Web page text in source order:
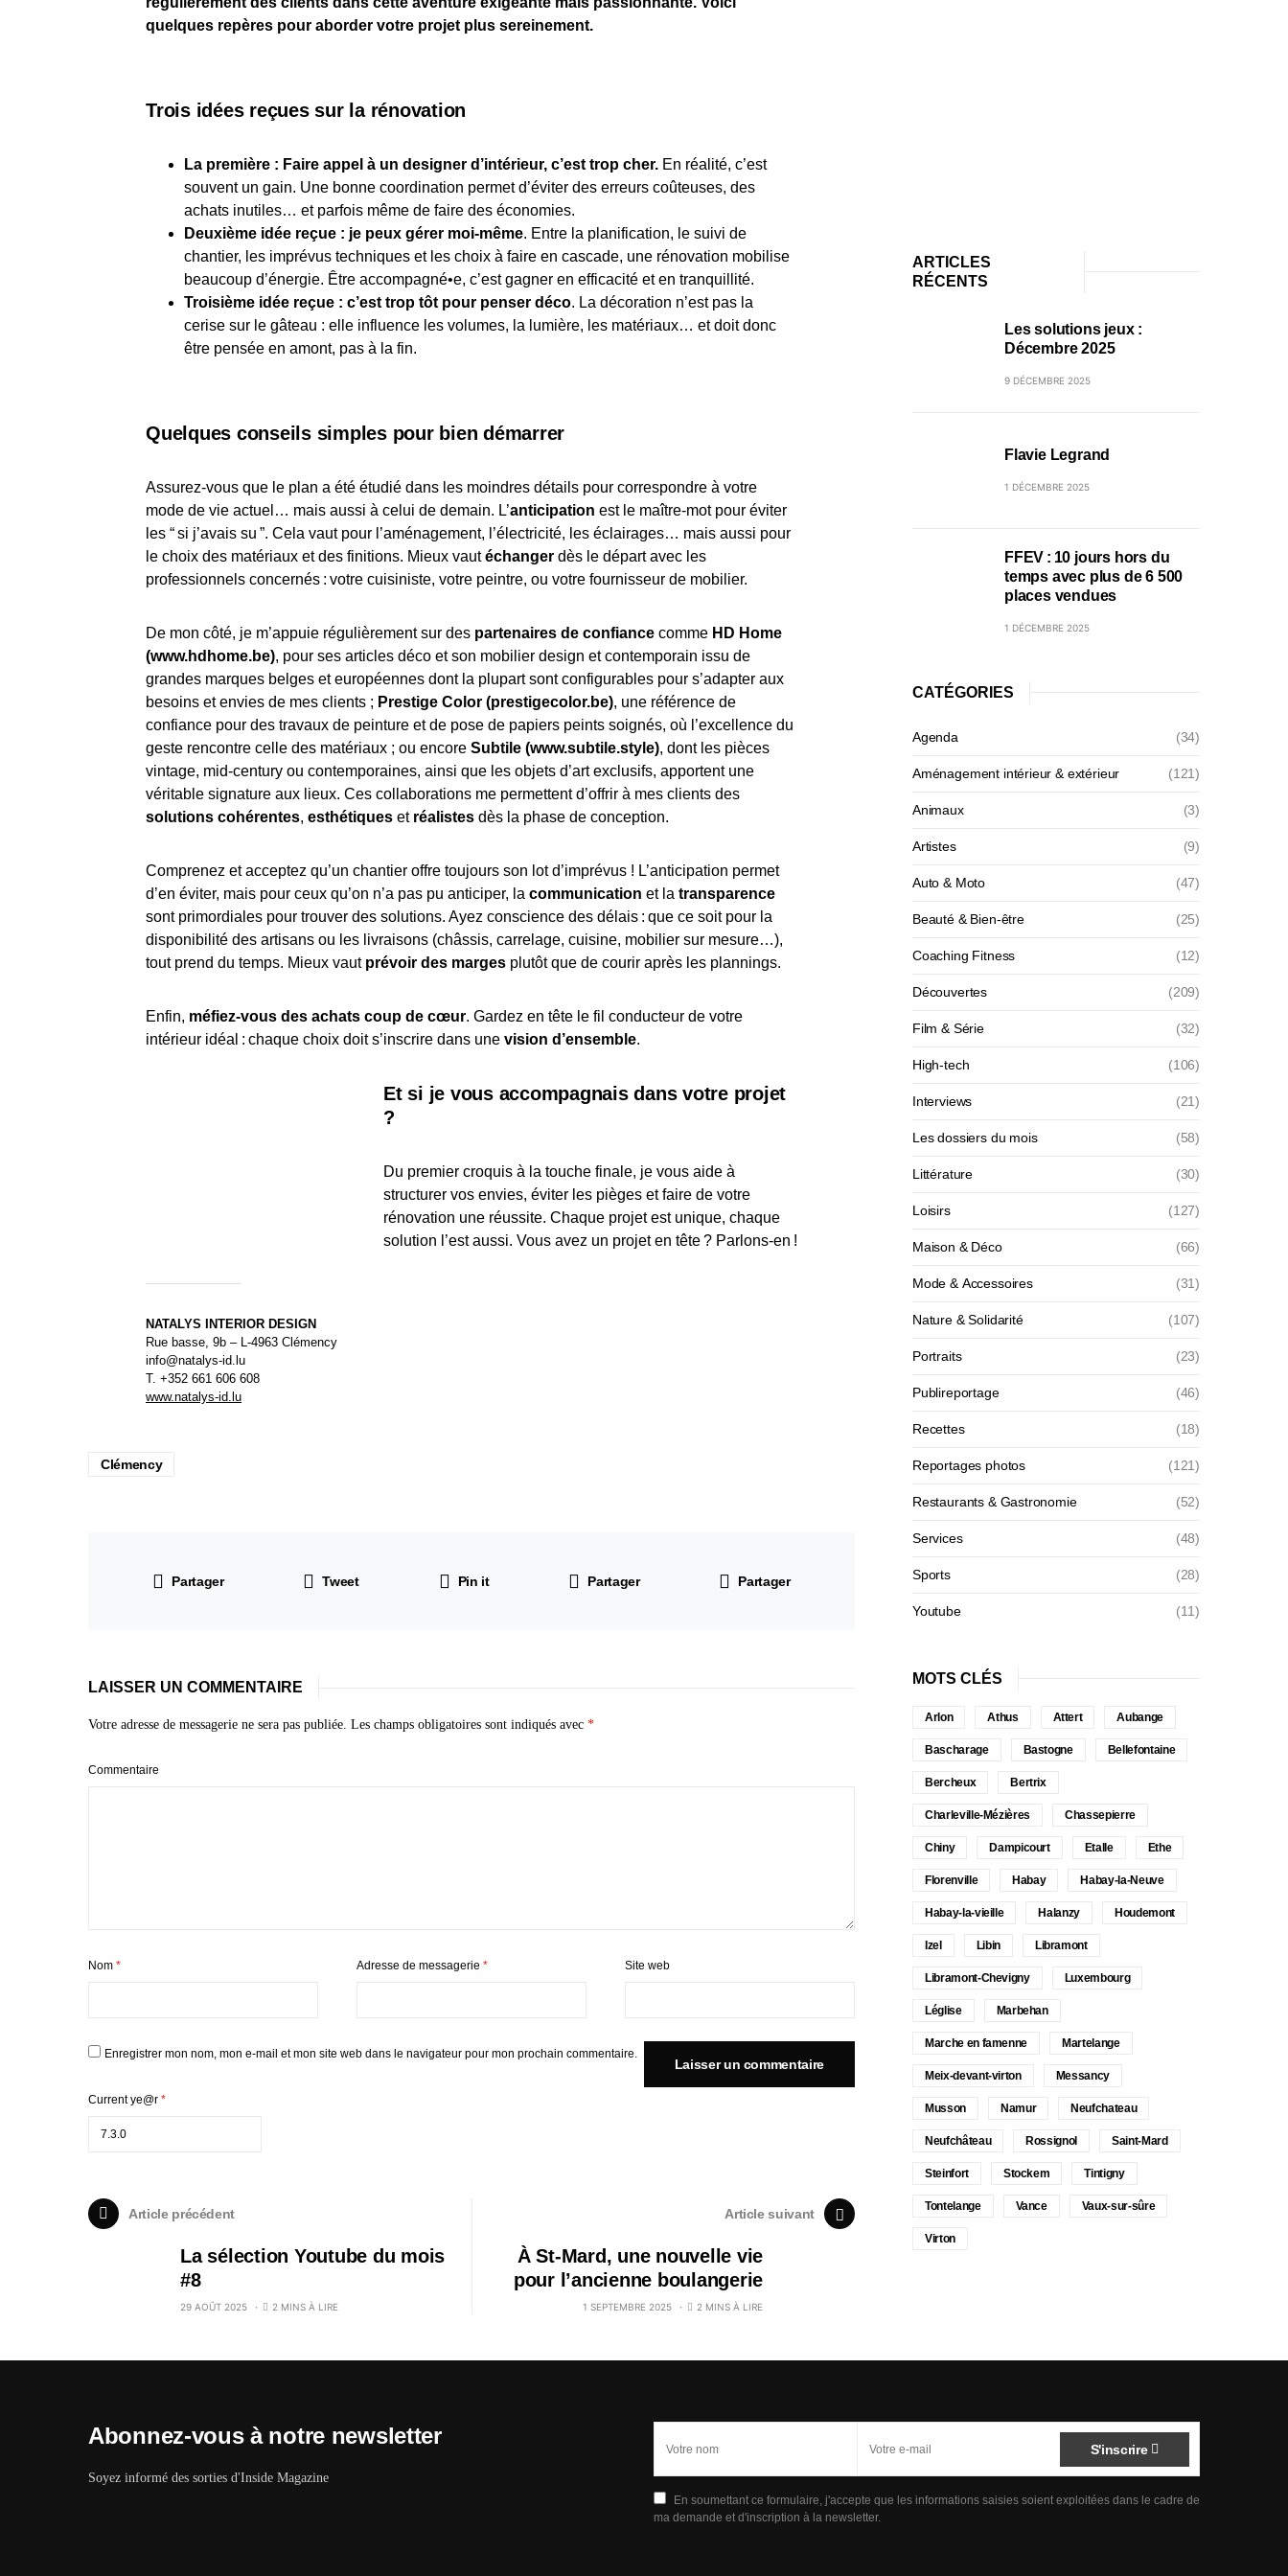
quelques repères pour aborder votre projet plus sereinement.
Trois idées reçues sur la rénovation
La première : Faire appel à un designer d’intérieur, c’est trop cher. En réalité, c’est
souvent un gain. Une bonne coordination permet d’éviter des erreurs coûteuses, des
achats inutiles… et parfois même de faire des économies.
Deuxième idée reçue : je peux gérer moi-même. Entre la planification, le suivi de
chantier, les imprévus techniques et les choix à faire en cascade, une rénovation mobilise
beaucoup d’énergie. Être accompagné•e, c’est gagner en efficacité et en tranquillité.
Troisième idée reçue : c’est trop tôt pour penser déco. La décoration n’est pas la
cerise sur le gâteau : elle influence les volumes, la lumière, les matériaux… et doit donc
être pensée en amont, pas à la fin.
Quelques conseils simples pour bien démarrer
Assurez-vous que le plan a été étudié dans les moindres détails pour correspondre à votre
mode de vie actuel… mais aussi à celui de demain. L’anticipation est le maître-mot pour éviter
les “ si j’avais su ”. Cela vaut pour l’aménagement, l’électricité, les éclairages… mais aussi pour
le choix des matériaux et des finitions. Mieux vautéchanger dès le départ avec les
professionnels concernés : votre cuisiniste, votre peintre, ou votre fournisseur de mobilier.
De mon côté, je m’appuie régulièrement sur des partenaires de confiance comme HD Home
(www.hdhome.be), pour ses articles déco et son mobilier design et contemporain issu de
grandes marques belges et européennes dont la plupart sont configurables pour s’adapter aux
besoins et envies de mes clients ; Prestige Color (prestigecolor.be), une référence de
confiance pour des travaux de peinture et de pose de papiers peints soignés, où l’excellence du
geste rencontre celle des matériaux ; ou encore Subtile (www.subtile.style), dont les pièces
vintage, mid-century ou contemporaines, ainsi que les objets d’art exclusifs, apportent une
véritable signature aux lieux. Ces collaborations me permettent d’offrir à mes clients des
solutions cohérentes, esthétiques et réalistes dès la phase de conception.
Comprenez et acceptez qu’un chantier offre toujours son lot d’imprévus ! L’anticipation permet
d’en éviter, mais pour ceux qu’on n’a pas pu anticiper, la communication et la transparence
sont primordiales pour trouver des solutions. Ayez conscience des délais : que ce soit pour la
disponibilité des artisans ou les livraisons (châssis, carrelage, cuisine, mobilier sur mesure…),
tout prend du temps. Mieux vaut prévoir des marges plutôt que de courir après les plannings.
Enfin, méfiez-vous des achats coup de cœur. Gardez en tête le fil conducteur de votre
intérieur idéal : chaque choix doit s’inscrire dans une vision d’ensemble.
Et si je vous accompagnais dans votre projet
?
Du premier croquis à la touche finale, je vous aide à
structurer vos envies, éviter les pièges et faire de votre
rénovation une réussite. Chaque projet est unique, chaque
solution l’est aussi. Vous avez un projet en tête ? Parlons-en !
NATALYS INTERIOR DESIGN
Rue basse, 9b – L-4963 Clémency
info@natalys-id.lu
T. +352 661 606 608
www.natalys-id.lu
Clémency
Partager Tweet Pin it Partager Partager
LAISSER UN COMMENTAIRE
Votre adresse de messagerie ne sera pas publiée. Les champs obligatoires sont indiqués avec *
Commentaire
Nom * Adresse de messagerie * Site web
Enregistrer mon nom, mon e-mail et mon site web dans le navigateur pour mon prochain commentaire.
Current ye@r *
Article précédent
La sélection Youtube du mois
#8
29 AOÛT 2025 2 MINS À LIRE
Article suivant
À St-Mard, une nouvelle vie
pour l’ancienne boulangerie
1 SEPTEMBRE 2025 2 MINS À LIRE
ARTICLES
RÉCENTS
Les solutions jeux :
Décembre 2025
9 DÉCEMBRE 2025
Flavie Legrand
1 DÉCEMBRE 2025
FFEV : 10 jours hors du
temps avec plus de 6 500
places vendues
1 DÉCEMBRE 2025
CATÉGORIES
Agenda (34)
Aménagement intérieur & extérieur (121)
Animaux (3)
Artistes (9)
Auto & Moto (47)
Beauté & Bien-être (25)
Coaching Fitness (12)
Découvertes (209)
Film & Série (32)
High-tech (106)
Interviews (21)
Les dossiers du mois (58)
Littérature (30)
Loisirs (127)
Maison & Déco (66)
Mode & Accessoires (31)
Nature & Solidarité (107)
Portraits (23)
Publireportage (46)
Recettes (18)
Reportages photos (121)
Restaurants & Gastronomie (52)
Services (48)
Sports (28)
Youtube (11)
MOTS CLÉS
Arlon Athus Attert Aubange
Bascharage Bastogne Bellefontaine
Bercheux Bertrix
Charleville-Mézières Chassepierre
Chiny Dampicourt Etalle Ethe
Florenville Habay Habay-la-Neuve
Habay-la-vieille Halanzy Houdemont
Izel Libin Libramont
Libramont-Chevigny Luxembourg
Léglise Marbehan
Marche en famenne Martelange
Meix-devant-virton Messancy
Musson Namur Neufchateau
Neufchâteau Rossignol Saint-Mard
Steinfort Stockem Tintigny
Tontelange Vance Vaux-sur-sûre
Virton
Abonnez-vous à notre newsletter
Soyez informé des sorties d'Inside Magazine
S'inscrire
En soumettant ce formulaire, j'accepte que les informations saisies soient exploitées dans le cadre de
ma demande et d'inscription à la newsletter.